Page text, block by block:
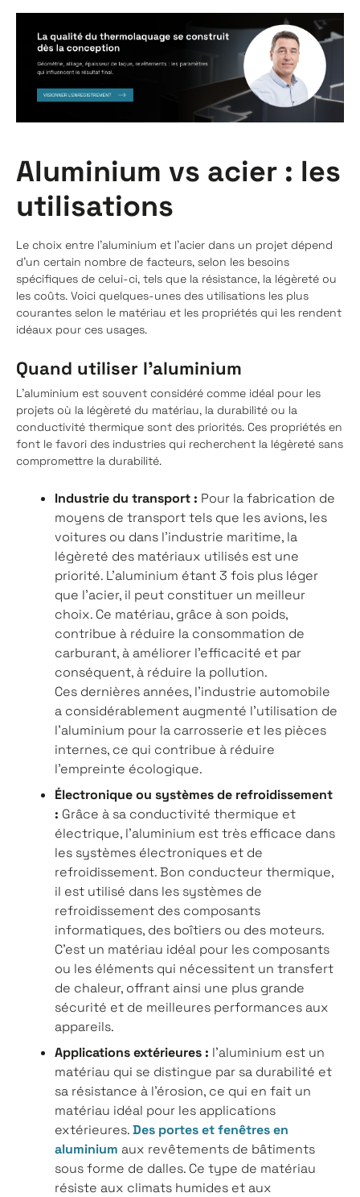
Aluminium vs acier : les
utilisations
Le choix entre l'aluminium et l'acier dans un projet dépend
d'un certain nombre de facteurs, selon les besoins
spécifiques de celui-ci, tels que la résistance, la légèreté ou
les coûts. Voici quelques-unes des utilisations les plus
courantes selon le matériau et les propriétés qui les rendent
idéaux pour ces usages.
Quand utiliser l'aluminium
L'aluminium est souvent considéré comme idéal pour les
projets où la légèreté du matériau, la durabilité ou la
conductivité thermique sont des priorités. Ces propriétés en
font le favori des industries qui recherchent la légèreté sans
compromettre la durabilité.
Industrie du transport : Pour la fabrication de
moyens de transport tels que les avions, les
voitures ou dans l'industrie maritime, la
légèreté des matériaux utilisés est une
priorité. L'aluminium étant 3 fois plus léger
que l'acier, il peut constituer un meilleur
choix. Ce matériau, grâce à son poids,
contribue à réduire la consommation de
carburant, à améliorer l'efficacité et par
conséquent, à réduire la pollution.
Ces dernières années, l'industrie automobile
a considérablement augmenté l'utilisation de
l'aluminium pour la carrosserie et les pièces
internes, ce qui contribue à réduire
l'empreinte écologique.
Électronique ou systèmes de refroidissement
: Grâce à sa conductivité thermique et
électrique, l'aluminium est très efficace dans
les systèmes électroniques et de
refroidissement. Bon conducteur thermique,
il est utilisé dans les systèmes de
refroidissement des composants
informatiques, des boîtiers ou des moteurs.
C'est un matériau idéal pour les composants
ou les éléments qui nécessitent un transfert
de chaleur, offrant ainsi une plus grande
sécurité et de meilleures performances aux
appareils.
Applications extérieures : l'aluminium est un
matériau qui se distingue par sa durabilité et
sa résistance à l'érosion, ce qui en fait un
matériau idéal pour les applications
extérieures.Des portes et fenêtres en
aluminium aux revêtements de bâtiments
sous forme de dalles. Ce type de matériau
résiste aux climats humides et aux